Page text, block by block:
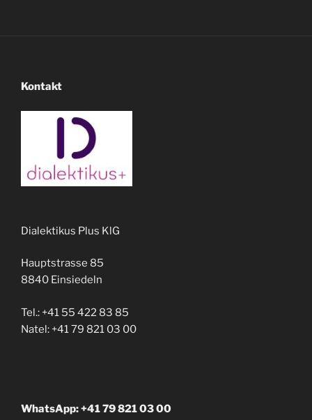
Kontakt
Dialektikus Plus KlG
Hauptstrasse 85
8840 Einsiedeln
Tel.: +41 55 422 83 85
Natel: +41 79 821 03 00
WhatsApp: +41 79 821 03 00